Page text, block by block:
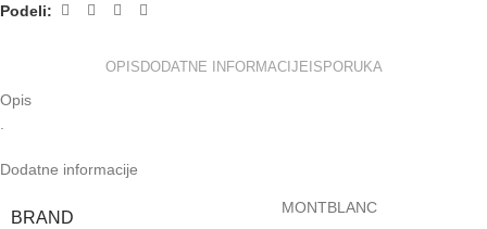
Podeli:
OPIS DODATNE INFORMACIJE ISPORUKA
Opis
.
Dodatne informacije
BRAND
MONTBLANC